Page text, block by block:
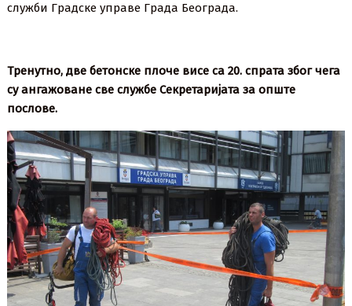
служби Градске управе Града Београда.
Тренутно, две бетонске плоче висе са 20. спрата због чега
су ангажоване све службе Секретаријата за опште
послове.